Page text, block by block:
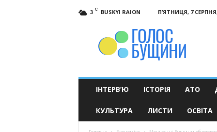
3 C BUSKYI RAION
П’ЯТНИЦЯ, 7 СЕРПНЯ,
ІНТЕРВ’Ю ІСТОРІЯ АТО
КУЛЬТУРА ЛИСТИ ОСВІТА